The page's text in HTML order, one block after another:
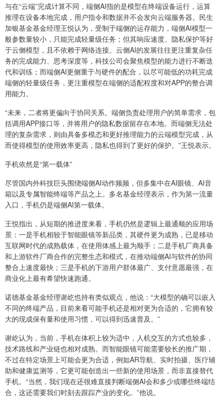
与在“云端”完成计算不同，端侧AI指的是模型在终端设备运行，运算
推理在设备本地完成，用户指令和数据并不会发向云端服务器。民生
加银基金基金经理王悦认为，受制于端侧的运存能力，端侧AI模型一
般参数量较小，只能完成轻量级任务；但其响应速度、隐私保护等好
于云侧模型，且不依赖于网络连接。云侧AI的发展往往更注重复杂任
务的完成能力、思考深度等，科技公司会聚焦模型的能力进行不断迭
代和训练；而端侧AI更侧重于与硬件的配合，以尽可能低的功耗完成
端侧的轻量级任务，更注重模型在端侧的适配程度和对APP的整合调
用能力。
“未来，二者将更偏向于协同关系。端侧负责处理用户的简单需求，包
括调用APP接口等，并将用户的隐私数据留存在本地。而端侧无法处
理的复杂需求，则由具备多模态和更好推理能力的云端模型完成，从
而使得模型的使用效率更高，隐私也得到了更好的保护。”王悦表示。
手机依然是“第一载体”
尽管国内外科技巨头围绕端侧AI动作频频，但多集中在AI眼镜、AI音
箱以及专属智能终端等产品之上。多名基金经理表示，作为第一流量
入口，手机仍是端侧AI第一载体。
王悦指出，从短期的推进度来看，手机仍然是逻辑上最通顺的应用场
景：一是手机相较于智能眼镜等新品类，其硬件更为成熟，已是移动
互联网时代的成熟载体，在使用体感上最为顺手；二是手机厂商具备
和上游软件厂商合作的完整生态和模式，在推动端侧AI与软件的协同
整合上速度最快；三是手机的下游用户群体最广、支付意愿最强，在
商业化上最有希望快速跑通。
诺德基金基金经理谢屹也持有类似观点，他说：“大模型的确可以嵌入
不同的终端产品，目前来看可能手机还是相对更为合适的，它拥有较
大的现成保有量和使用习惯，可以得到迅速普及。”
谢屹认为，当前，手机在体积上较为适中，人机交互的方式也较多，
技术路线和产业链也相对成熟。而智能眼镜可能需要较长的推广期，
不过在特定场景上可能会更为合适，例如AR导航、实时拍摄、医疗辅
助和健康监测等，它更可能创造出一些新的使用场景，而非直接替代
手机。“当然，我们现在还很难直接判断端侧AI会和多少或哪些终端结
合，这还需要我们时刻去跟踪产业的变化。”他说。